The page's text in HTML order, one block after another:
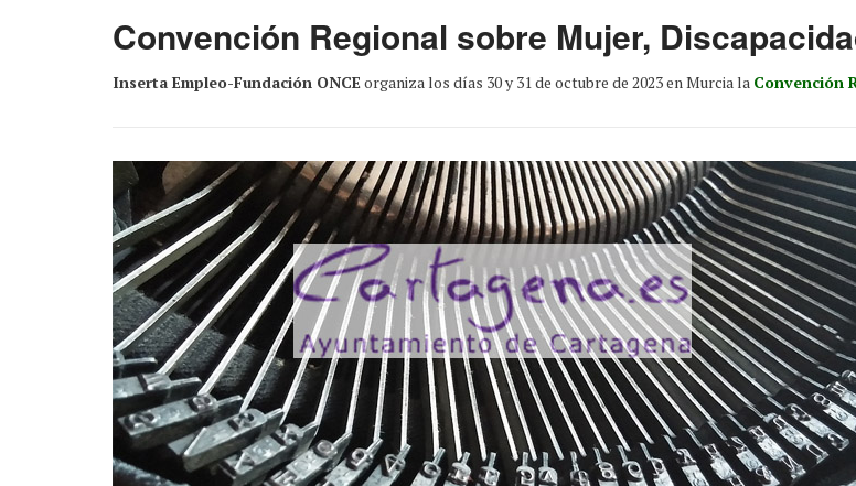
Convención Regional sobre Mujer,
Inserta Empleo-Fundación ONCEorganiza los días 30 y 31 de octubre de 2023 en Murcia la Convención